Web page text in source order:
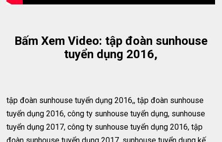
Bấm Xem Video: tập đoàn sunhouse
tuyển dụng 2016,
tập đoàn sunhouse tuyển dụng 2016,, tập đoàn sunhouse
tuyển dụng 2016, công ty sunhouse tuyển dụng, sunhouse
tuyển dụng 2017, công ty sunhouse tuyển dụng 2016, tập
đoàn sunhouse tuyển dụng 2017, sunhouse tuyển dụng kế